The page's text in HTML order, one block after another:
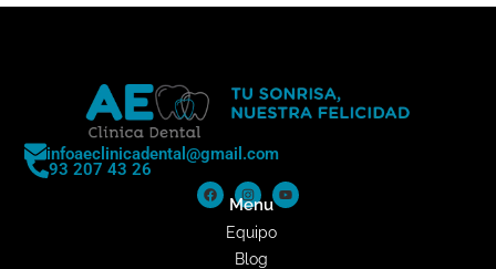
infoaeclinicadental@gmail.com
93 207 43 26
Menu
Equipo
Blog